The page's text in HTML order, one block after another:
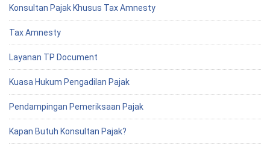
Konsultan Pajak Khusus Tax Amnesty
Tax Amnesty
Layanan TP Document
Kuasa Hukum Pengadilan Pajak
Pendampingan Pemeriksaan Pajak
Kapan Butuh Konsultan Pajak?